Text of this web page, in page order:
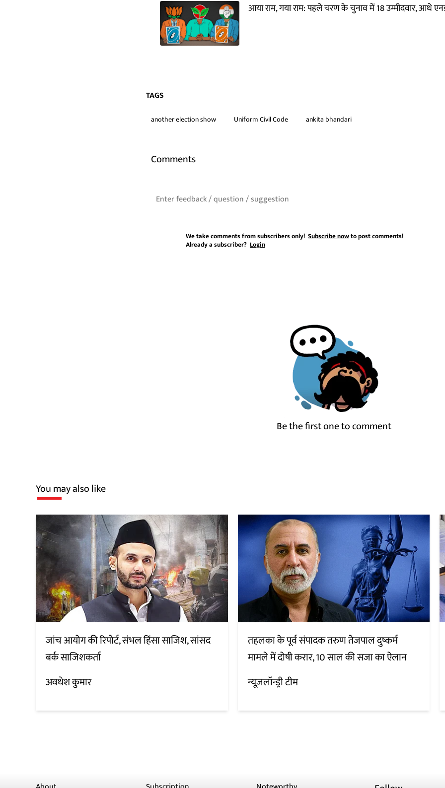
आया राम, गया राम: पहले चरण के चुनाव में 18 उम्मीदवार, आधे
TAGS
another election show Uniform Civil Code ankita bhandari
Comments
We take comments from subscribers only! Subscribe nowto post comments!
Already a subscriber? Login
Be the first one to comment
You may also like
जांच आयोग की रिपोर्ट, संभल हिंसा साजिश, सांसद
बर्क साजिशकर्ता
अवधेश कुमार
तहलका के पूर्व संपादक तरुण तेजपाल दुष्कर्म
मामले में दोषी करार, 10 साल की सजा का ऐलान
न्यूज़लॉन्ड्री टीम